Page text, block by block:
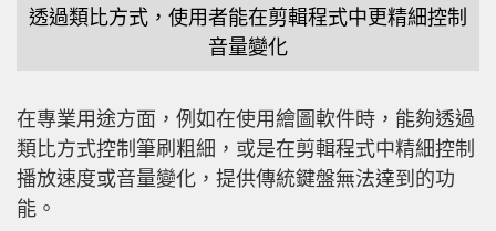
透過類比方式，使用者能在剪輯程式中更精細控制
音量變化
在專業用途方面，例如在使用繪圖軟件時，能夠透過
類比方式控制筆刷粗細，或是在剪輯程式中精細控制
播放速度或音量變化，提供傳統鍵盤無法達到的功
能。